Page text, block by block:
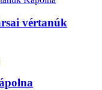
vértanúk